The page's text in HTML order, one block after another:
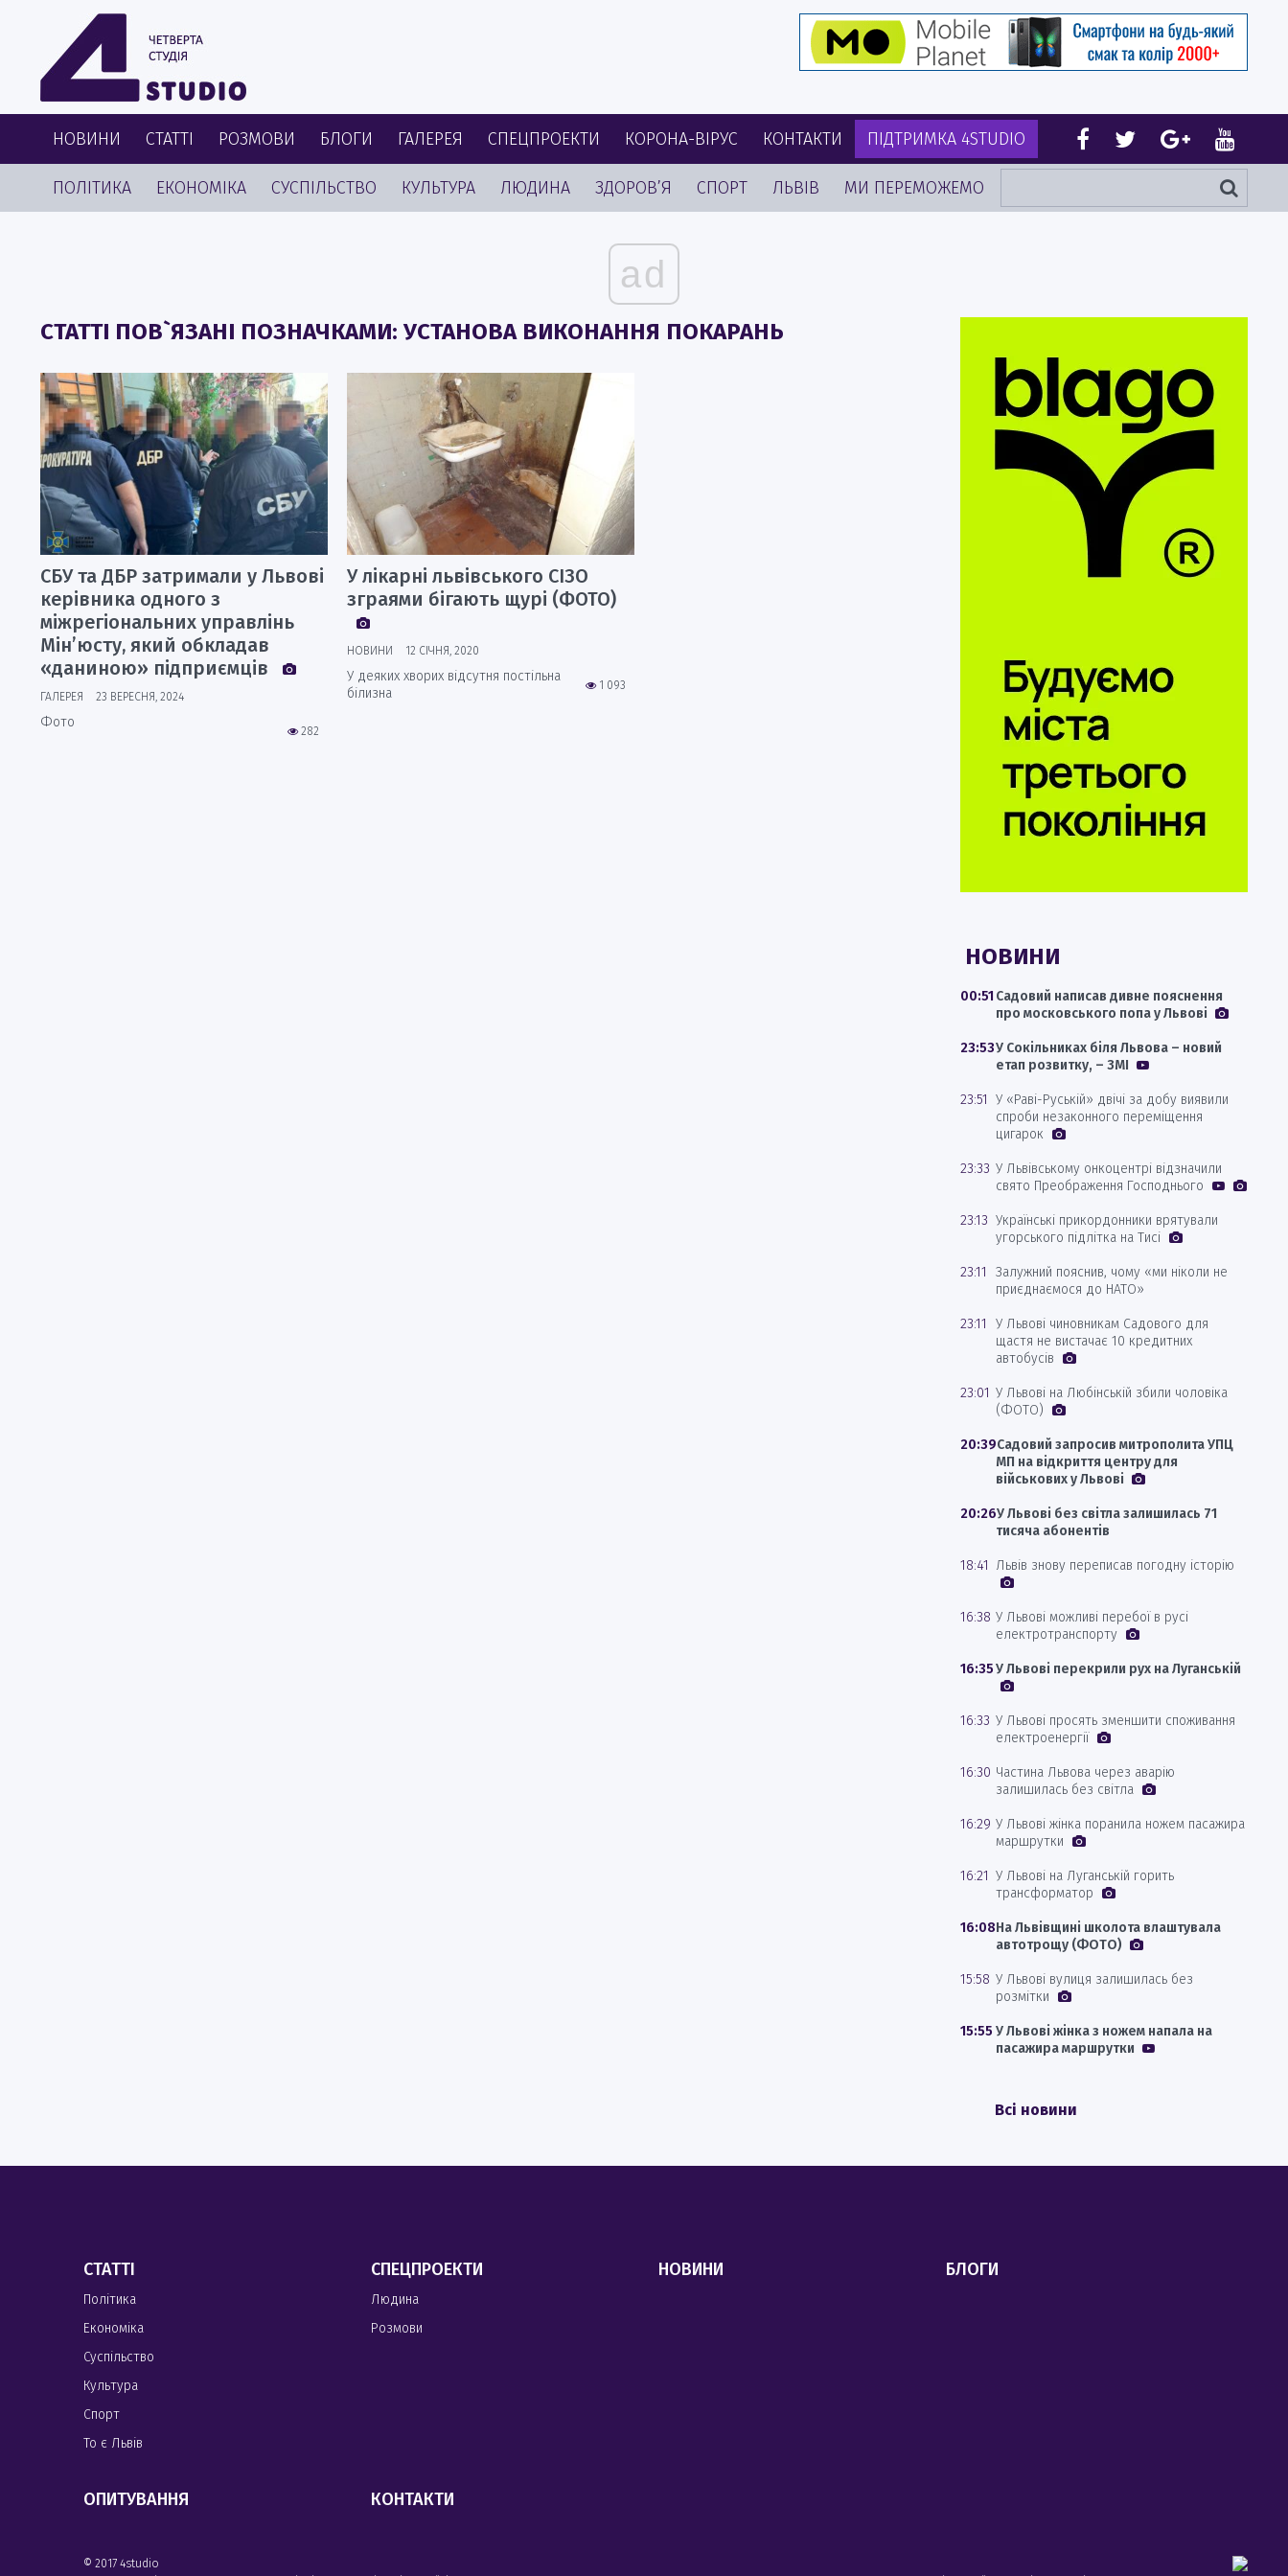
НОВИНИ СТАТТІ РОЗМОВИ БЛОГИ ГАЛЕРЕЯ СПЕЦПРОЕКТИ КОРОНА-ВІРУС КОНТАКТИ ПІДТРИМКА 4STUDIO
ПОЛІТИКА ЕКОНОМІКА СУСПІЛЬСТВО КУЛЬТУРА ЛЮДИНА ЗДОРОВ’Я СПОРТ ЛЬВІВ МИ ПЕРЕМОЖЕМО
ad
СТАТТІ ПОВ`ЯЗАНІ ПОЗНАЧКАМИ: УСТАНОВА ВИКОНАННЯ ПОКАРАНЬ
СБУ та ДБР затримали у Львові
керівника одного з
міжрегіональних управлінь
Мін’юсту, який обкладав
«даниною» підприємців
ГАЛЕРЕЯ 23 ВЕРЕСНЯ, 2024
282
Фото
У лікарні львівського СІЗО
зграями бігають щурі (ФОТО)
НОВИНИ 12 СІЧНЯ, 2020
1 093
У деяких хворих відсутня постільна
білизна
НОВИНИ
00:51 Садовий написав дивне пояснення
про московського попа у Львові
23:53У Сокільниках біля Львова – новий
етап розвитку, – ЗМІ
23:51 У «Раві-Руській» двічі за добу виявили
спроби незаконного переміщення
цигарок
23:33 У Львівському онкоцентрі відзначили
свято Преображення Господнього
23:13 Українські прикордонники врятували
угорського підлітка на Тисі
23:11
Залужний пояснив, чому «ми ніколи не
приєднаємося до НАТО»
23:11
У Львові чиновникам Садового для
щастя не вистачає 10 кредитних
автобусів
23:01 У Львові на Любінській збили чоловіка
(ФОТО)
20:39Садовий запросив митрополита УПЦ
МП на відкриття центру для
військових у Львові
20:26У Львові без світла залишилась 71
тисяча абонентів
18:41 Львів знову переписав погодну історію
16:38 У Львові можливі перебої в русі
електротранспорту
16:35У Львові перекрили рух на Луганській
16:33 У Львові просять зменшити споживання
електроенергії
16:30 Частина Львова через аварію
залишилась без світла
16:29 У Львові жінка поранила ножем пасажира
маршрутки
16:21 У Львові на Луганській горить
трансформатор
16:08На Львівщині школота влаштувала
автотрощу (ФОТО)
15:58 У Львові вулиця залишилась без
розмітки
15:55 У Львові жінка з ножем напала на
пасажира маршрутки
Всі новини
СТАТТІ
Політика
Економіка
Суспільство
Культура
Спорт
То є Львів
СПЕЦПРОЕКТИ
Людина
Розмови
НОВИНИ БЛОГИ
ОПИТУВАННЯ КОНТАКТИ
© 2017 4studio